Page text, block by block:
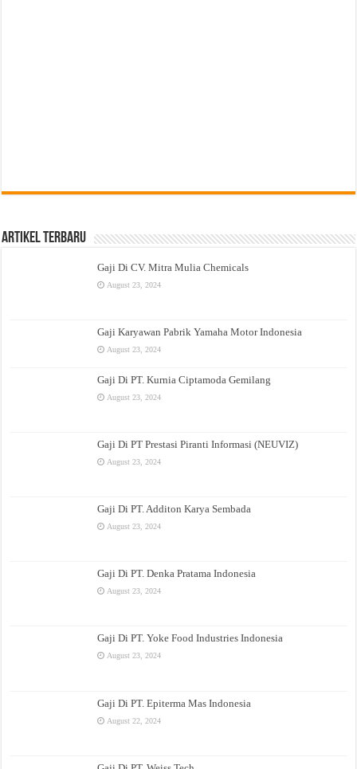
Artikel Terbaru
Gaji Di CV. Mitra Mulia Chemicals
August 23, 2024
Gaji Karyawan Pabrik Yamaha Motor Indonesia
August 23, 2024
Gaji Di PT. Kurnia Ciptamoda Gemilang
August 23, 2024
Gaji Di PT Prestasi Piranti Informasi (NEUVIZ)
August 23, 2024
Gaji Di PT. Additon Karya Sembada
August 23, 2024
Gaji Di PT. Denka Pratama Indonesia
August 23, 2024
Gaji Di PT. Yoke Food Industries Indonesia
August 23, 2024
Gaji Di PT. Epiterma Mas Indonesia
August 22, 2024